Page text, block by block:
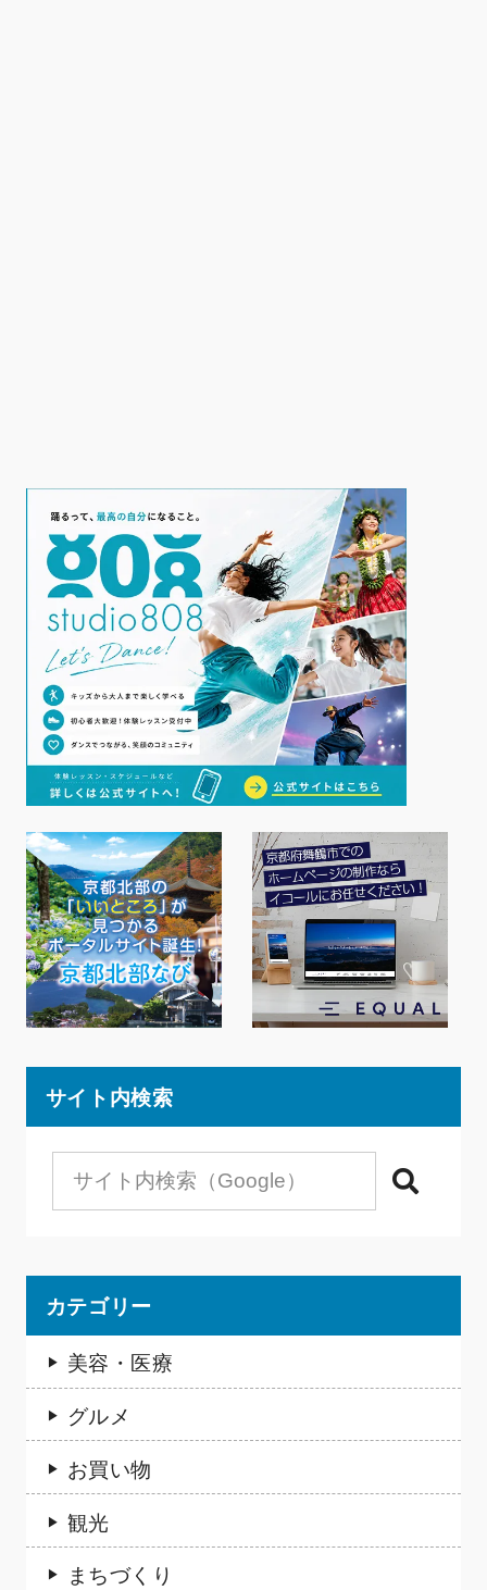
サイト内検索
検索
カテゴリー
美容・医療
グルメ
お買い物
観光
まちづくり